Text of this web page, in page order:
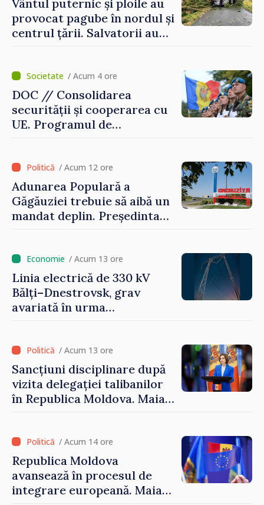
Vântul puternic și ploile au
provocat pagube în nordul și
centrul țării. Salvatorii au
/ Acum 4 ore
DOC // Consolidarea
securității și cooperarea cu
UE. Programul de
perioada 2024–2034,
publicat în Monitorul Oficial
/ Acum 12 ore
Adunarea Populară a
Găgăuziei trebuie să aibă un
mandat deplin. Președinta
/ Acum 13 ore
Linia electrică de 330 kV
Bălți–Dnestrovsk, grav
avariată în urma
/ Acum 13 ore
Sancțiuni disciplinare după
vizita delegației talibanilor
în Republica Moldova. Maia
cunosc politica statului”
/ Acum 14 ore
Republica Moldova
avansează în procesul de
integrare europeană. Maia